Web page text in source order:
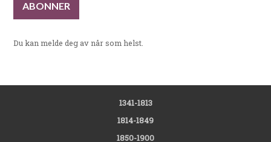
Du kan melde deg av når som helst.
1341-1813
1814-1849
1850-1900